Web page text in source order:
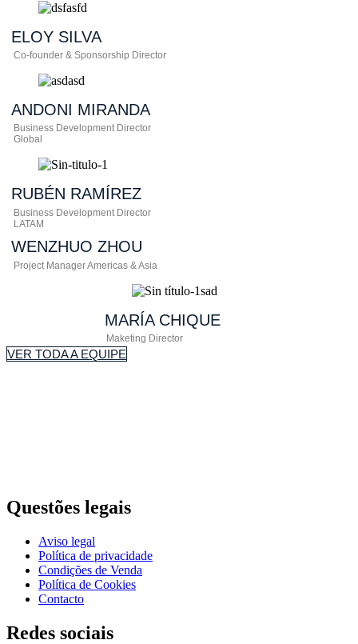
ELOY SILVA
Co-founder & Sponsorship Director
ANDONI MIRANDA
Business Development Director
Global​
RUBÉN RAMÍREZ
Business Development Director
LATAM​
WENZHUO ZHOU
Project Manager Americas & Asia
MARÍACHIQUE
Maketing Director
VER TODA A EQUIPE
Questões legais
Aviso legal
Política de privacidade
Condições de Venda
Polí­tica de Cookies
Contacto
Redes sociais